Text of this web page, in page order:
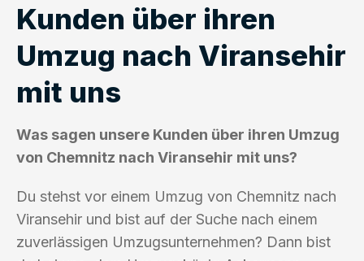
Kunden über ihren
Umzug nach Viransehir
mit uns
Was sagen unsere Kunden über ihren Umzug
von Chemnitz nach Viransehir mit uns?
Du stehst vor einem Umzug von Chemnitz nach
Viransehir und bist auf der Suche nach einem
zuverlässigen Umzugsunternehmen? Dann bist